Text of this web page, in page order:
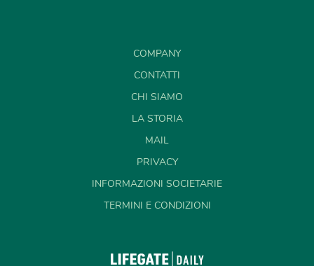
COMPANY
CONTATTI
CHI SIAMO
LA STORIA
MAIL
PRIVACY
INFORMAZIONI SOCIETARIE
TERMINI E CONDIZIONI